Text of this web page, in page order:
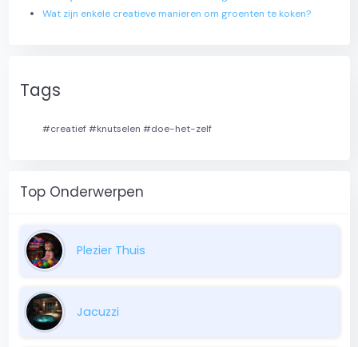
Wat zijn enkele creatieve manieren om groenten te koken?
Tags
#creatief #knutselen #doe-het-zelf
Top Onderwerpen
Plezier Thuis
Jacuzzi